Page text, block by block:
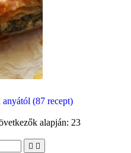
(87 recept)
alapján: 23
 